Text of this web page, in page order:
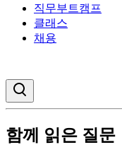
직무부트캠프
클래스
채용
함께 읽은 질문